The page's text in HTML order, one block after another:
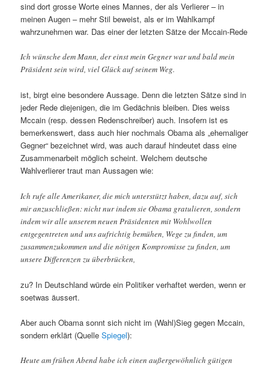
sind dort grosse Worte eines Mannes, der als Verlierer – in
meinen Augen – mehr Stil beweist, als er im Wahlkampf
wahrzunehmen war. Das einer der letzten Sätze der Mccain-Rede
Ich wünsche dem Mann, der einst mein Gegner war und bald mein
Präsident sein wird, viel Glück auf seinem Weg.
ist, birgt eine besondere Aussage. Denn die letzten Sätze sind in
jeder Rede diejenigen, die im Gedächnis bleiben. Dies weiss
Mccain (resp. dessen Redenschreiber) auch. Insofern ist es
bemerkenswert, dass auch hier nochmals Obama als „ehemaliger
Gegner“ bezeichnet wird, was auch darauf hindeutet dass eine
Zusammenarbeit möglich scheint. Welchem deutsche
Wahlverlierer traut man Aussagen wie:
Ich rufe alle Amerikaner, die mich unterstützt haben, dazu auf, sich
mir anzuschließen: nicht nur indem sie Obama gratulieren, sondern
indem wir alle unserem neuen Präsidenten mit Wohlwollen
entgegentreten und uns aufrichtig bemühen, Wege zu finden, um
zusammenzukommen und die nötigen Kompromisse zu finden, um
unsere Differenzen zu überbrücken,
zu? In Deutschland würde ein Politiker verhaftet werden, wenn er
soetwas äussert.
Aber auch Obama sonnt sich nicht im (Wahl)Sieg gegen Mccain,
sondern erklärt (QuelleSpiegel):
Heute am frühen Abend habe ich einen außergewöhnlich gütigen